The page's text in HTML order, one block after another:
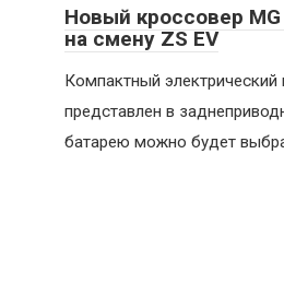
Новый кроссовер
на смену ZS EV
Компактный электрический
представлен в
батарею можно будет